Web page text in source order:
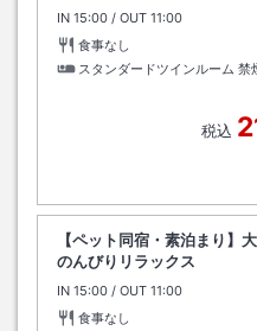
IN チェックイン
15:00 / OUT チェックアウト
11:00
食事なし
スタンダードツインルーム 禁
税込
【ペット同宿・素泊まり】
のんびりリラックス
IN チェックイン
15:00 / OUT チェックアウト
11:00
食事なし